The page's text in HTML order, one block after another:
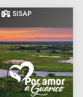
SISAP
de Guarico